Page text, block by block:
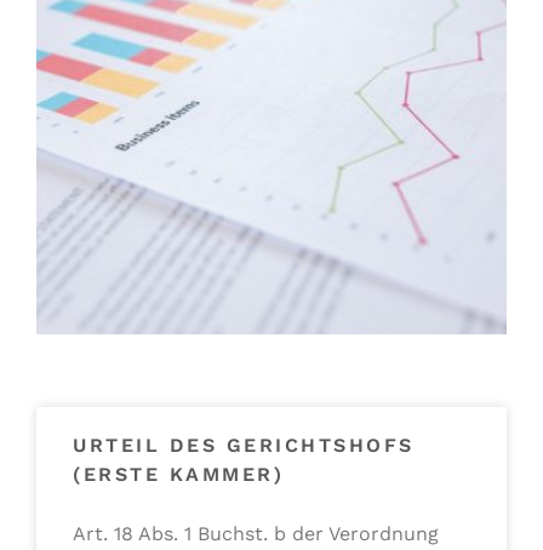
URTEIL DES GERICHTSHOFS
(ERSTE KAMMER)
Art. 18 Abs. 1 Buchst. b der Verordnung